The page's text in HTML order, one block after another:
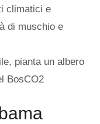
climatici e
di muschio e
pianta un albero
BosCO2